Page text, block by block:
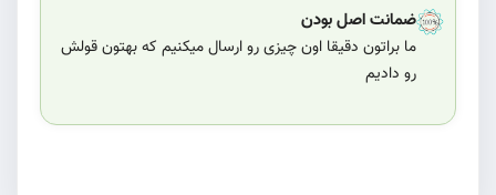
ضمانت اصل بودن
ما براتون دقیقا اون چیزی رو ارسال میکنیم که بهتون قولش
رو دادیم